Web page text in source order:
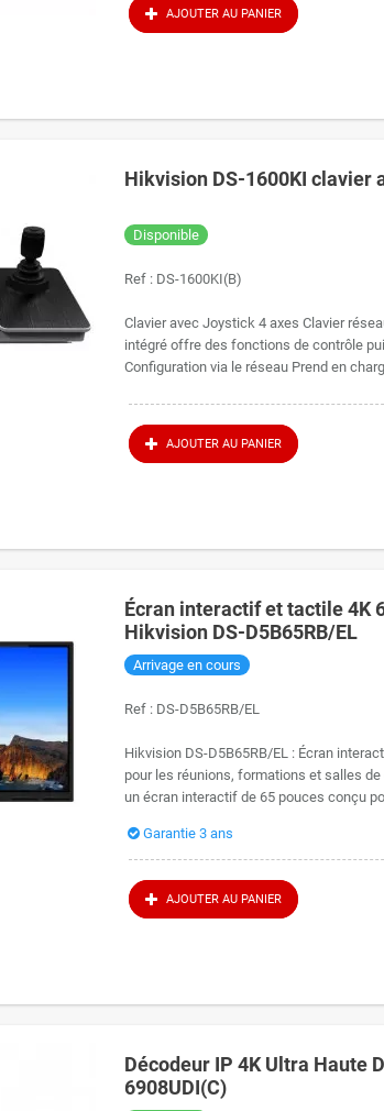
AJOUTER AU PANIER
Hikvision DS-1600KI clavier
Disponible
Ref : DS-1600KI(B)
Clavier avec Joystick 4 axes Clavier
intégré offre des fonctions de contrôle
Configuration via le réseau Prend en
AJOUTER AU PANIER
Écran interactif et tactile 4K
Hikvision DS-D5B65RB/EL
Arrivage en cours
Ref : DS-D5B65RB/EL
Hikvision DS-D5B65RB/EL : Écran
pour les réunions, formations et salles
un écran interactif de 65 pouces conçu
Garantie 3 ans
AJOUTER AU PANIER
Décodeur IP 4K Ultra Haute
6908UDI(C)